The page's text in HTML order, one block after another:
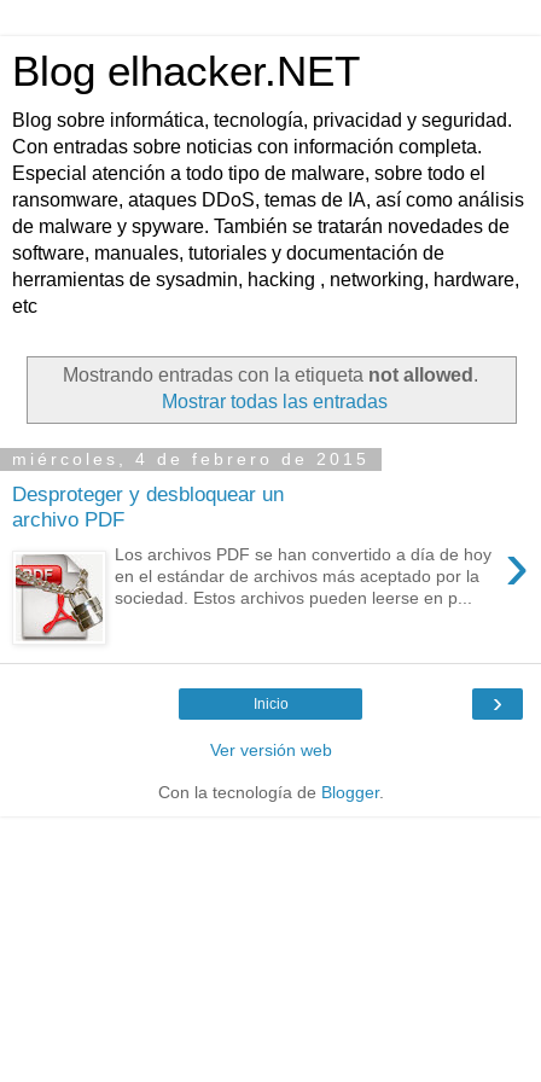
Blog elhacker.NET
Blog sobre informática, tecnología, privacidad y seguridad.
Con entradas sobre noticias con información completa.
Especial atención a todo tipo de malware, sobre todo el
ransomware, ataques DDoS, temas de IA, así como análisis
de malware y spyware. También se tratarán novedades de
software, manuales, tutoriales y documentación de
herramientas de sysadmin, hacking , networking, hardware,
etc
Mostrando entradas con la etiqueta not allowed .
Mostrar todas las entradas
miércoles, 4 de febrero de 2015
Desproteger y desbloquear un
archivo PDF
›
Los archivos PDF se han convertido a día de hoy
en el estándar de archivos más aceptado por la
sociedad. Estos archivos pueden leerse en p...
›
Inicio
Ver versión web
Con la tecnología de Blogger.